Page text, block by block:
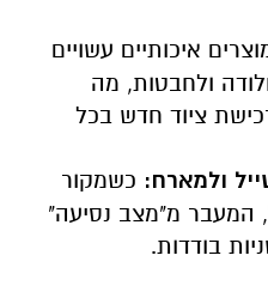
איכותיים עשויים
ולחבטות, מה
ציוד חדש בכל
ולמארח: כשמקור
המעבר מ"מצב נסיעה"
בודדות.